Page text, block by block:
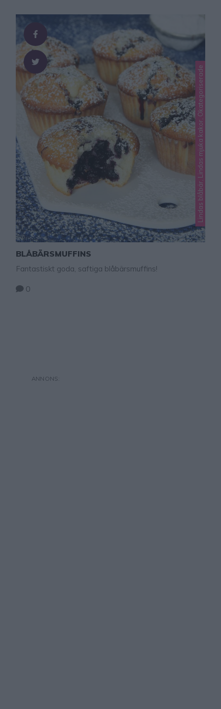
Lindas blåbär, Lindas mjuka kakor, Okategoriserade
BLÅBÄRSMUFFINS
Fantastiskt goda, saftiga blåbärsmuffins!
0